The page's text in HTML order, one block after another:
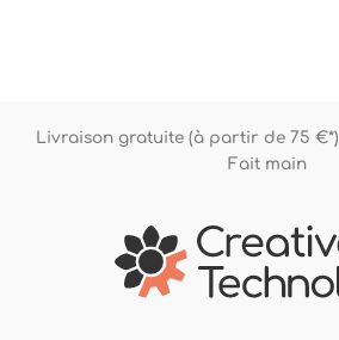
Livraison gratuite (à partir de 75 €*)
Fait main